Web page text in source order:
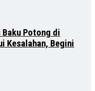
Baku Potong di
Kesalahan, Begini